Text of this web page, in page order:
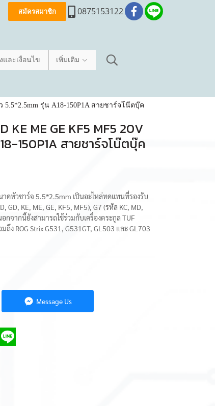
สมัครสมาชิก 0875153122
และเงื่อนไข เพิ่มเติม
5.5*2.5mm รุ่น A18-150P1A สายชาร์จโน๊ตบุ๊ค
KE ME GE KF5 MF5 20V
150P1A สายชาร์จโน๊ตบุ๊ค
าดหัวชาร์จ 5.5*2.5mm เป็นอะไหล่ทดแทนที่รองรับ
GD, KE, ME, GE, KF5, MF5), G7 (รหัส KC, MD,
อกจากนี้ยังสามารถใช้ร่วมกับเครื่องตระกูล TUF
มถึง ROG Strix G531, G531GT, GL503 และ GL703
Message Us